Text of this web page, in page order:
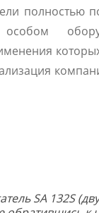
полностью
SA 132S